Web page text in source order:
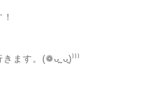
ます。(❁ᴗ͈ˬᴗ͈)⁾⁾⁾